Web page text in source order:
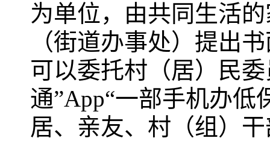
为单位，由共同生活
（街道办事处）提出
可以委托村（居）民
通”App“一部手机办低
居、亲友、村（组）